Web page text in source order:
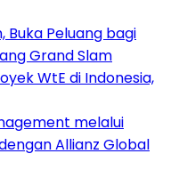
Buka Peluang bagi
Grand Slam
WtE di Indonesia,
melalui
Allianz Global